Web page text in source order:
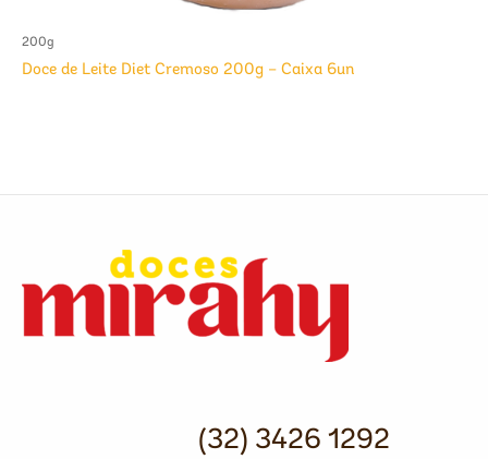
200g
Doce de Leite Diet Cremoso 200g – Caixa 6un
(32) 3426 1292